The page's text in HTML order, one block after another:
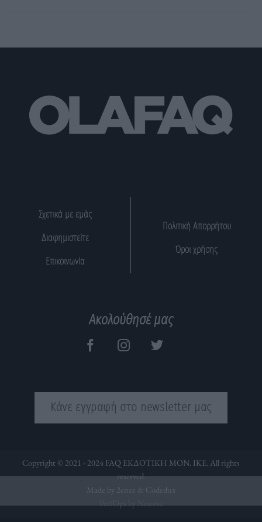
Σχετικά με εμάς
Διαφημιστείτε
Επικοινωνία
Πολιτική Απορρήτου
Όροι χρήσης
Ακολούθησέ μας
Κάνε εγγραφή στο newsletter μας
Copyright © 2021 - 2024 FAQ ΕΚΔΟΤΙΚΗ ΜΟΝ. ΙΚΕ. All rights
reserved.
Made by 2ence & Codedux